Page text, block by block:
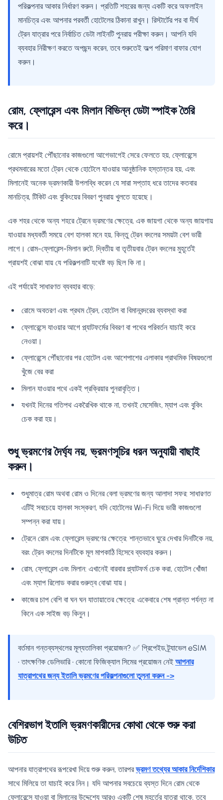
পরিকল্পনার আকার নির্ধারণ করুন। প্রতিটি শহরের জন্য একটি করে অফলাইন
মানচিত্র এবং আপনার পরবর্তী হোটেলের ঠিকানা রাখুন। রিস্টার্টের পর বা দীর্ঘ
ট্রেন যাত্রার পরে নির্বাচিত ডেটা লাইনটি পুনরায় পরীক্ষা করুন। আপনি যদি
ব্যবহার নিরীক্ষণ করতে অপছন্দ করেন, তবে শুরুতেই অল্প পরিমাণ বাফার যোগ
করুন।
রোম, ফ্লোরেন্স এবং মিলান বিভিন্ন ডেটা স্পাইক তৈরি
করে।
রোমে প্রায়শই পৌঁছানোর কাজগুলো আগেভাগেই সেরে ফেলতে হয়, ফ্লোরেন্সে
প্রথমবারের মতো ট্রেন থেকে হোটেলে যাওয়ার আনুষ্ঠানিক হস্তান্তর হয়, এবং
মিলানেই অনেক ভ্রমণকারী উপলব্ধি করেন যে সারা সপ্তাহ ধরে তাদের কতবার
মানচিত্র, টিকিট এবং বুকিংয়ের বিবরণ পুনরায় খুলতে হয়েছে।
এক শহর থেকে অন্য শহরে ট্রেনে ভ্রমণের ক্ষেত্রে, এক জায়গা থেকে অন্য জায়গায়
যাওয়ার মধ্যবর্তী সময়ে বেশ হালকা মনে হয়, কিন্তু ট্রেন বদলের সময়টা বেশ ভারী
লাগে। রোম-ফ্লোরেন্স-মিলান রুটে, দ্বিতীয় বা তৃতীয়বার ট্রেন বদলের মুহূর্তেই
প্রায়শই বোঝা যায় যে পরিকল্পনাটি যথেষ্ট বড় ছিল কি না।
এই পর্যায়েই সাধারণত ব্যবহার বাড়ে:
রোমে অবতরণ এবং প্রথম ট্রেন, হোটেল বা বিমানবন্দরের ব্যবস্থা করা
ফ্লোরেন্সে যাওয়ার আগে প্ল্যাটফর্মের বিবরণ বা পথের পরিবর্তন যাচাই করে
নেওয়া।
ফ্লোরেন্সে পৌঁছানোর পর হোটেল এবং আশেপাশের এলাকার প্রাথমিক বিষয়গুলো
খুঁজে বের করা
মিলান যাওয়ার পথে একই প্রক্রিয়ার পুনরাবৃত্তি।
যখনই দিনের গতিপথ একরৈখিক থাকে না, তখনই মেসেজিং, ম্যাপ এবং বুকিং
চেক করা হয়।
শুধু ভ্রমণের দৈর্ঘ্য নয়, ভ্রমণসূচির ধরন অনুযায়ী বাছাই
করুন।
শুধুমাত্র রোম অথবা রোম ও দিনের বেলা ভ্রমণের জন্য আলাদা সফর: সাধারণত
এটিই সবচেয়ে হালকা সংস্করণ, যদি হোটেলের Wi-Fi দিয়ে ভারী কাজগুলো
সম্পন্ন করা যায়।
ট্রেনে রোম এবং ফ্লোরেন্স ভ্রমণের ক্ষেত্রে: শান্তভাবে ঘুরে দেখার দিনটিকে নয়,
বরং ট্রেন বদলের দিনটিকে মূল মাপকাঠি হিসেবে ব্যবহার করুন।
রোম, ফ্লোরেন্স এবং মিলান: এখানেই বারবার প্ল্যাটফর্ম চেক করা, হোটেল খোঁজা
এবং ম্যাপ রিলোড করার গুরুত্ব বোঝা যায়।
কাজের চাপ বেশি বা ঘন ঘন যাতায়াতের ক্ষেত্রে: একেবারে শেষ প্রান্ত পর্যন্ত না
কিনে এক সাইজ বড় কিনুন।
বর্তমান গন্তব্যস্থলের মূল্যতালিকা প্রয়োজন? ✅ প্রিপেইড ট্র্যাভেল eSIM
• তাৎক্ষণিক ডেলিভারি • কোনো ফিজিক্যাল সিমের প্রয়োজন নেই আপনার
যাত্রাপথের জন্য ইতালি ভ্রমণের পরিকল্পনাগুলো তুলনা করুন ->
বেশিরভাগ ইতালি ভ্রমণকারীদের কোথা থেকে শুরু করা
উচিত
আপনার যাত্রাপথের রূপরেখা দিয়ে শুরু করুন, তারপরভ্রমণ তথ্যের আকার নির্দেশিকার
সাথে মিলিয়ে তা যাচাই করে নিন। যদি আপনার সবচেয়ে ব্যস্ত দিনে রোম থেকে
ফ্লোরেন্সে যাওয়া বা মিলানের উদ্দেশ্যে আরও একটি শেষ মুহূর্তের যাত্রা থাকে, তবে